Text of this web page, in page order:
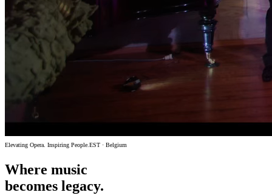
Elevating Opera. Inspiring People. EST · Belgium
Where music
becomes legacy.